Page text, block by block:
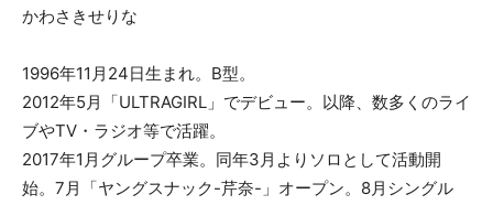
かわさきせりな
1996年11月24日生まれ。B型。
2012年5月「ULTRAGIRL」でデビュー。以降、数多くのライ
ブやTV・ラジオ等で活躍。
2017年1月グループ卒業。同年3月よりソロとして活動開
始。7月「ヤングスナック-芹奈-」オープン。8月シングル